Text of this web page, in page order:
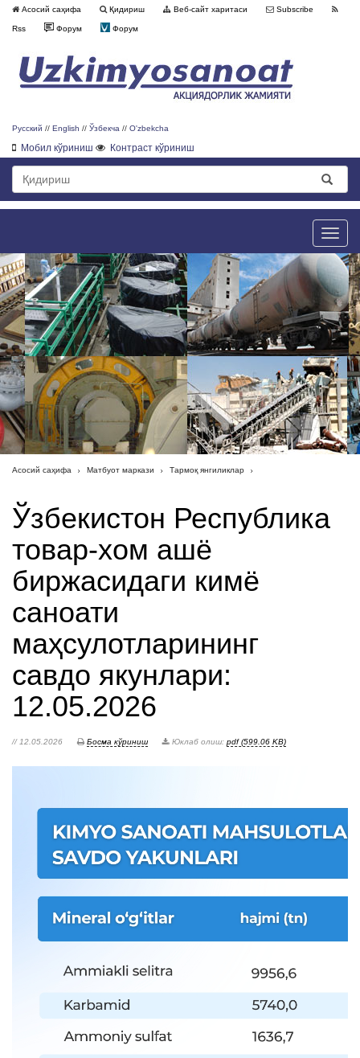
Асосий саҳифа Қидириш Веб-сайт харитаси Subscribe
Rss Форум Форум
Русский // English // Ўзбекча // O'zbekcha
Мобил кўриниш Контраст кўриниш
Toggle
Асосий саҳифа Матбуот маркази Тармоқ янгиликлар
Ўзбекистон Республика
товар-хом ашё
биржасидаги кимё
саноати
маҳсулотларининг
савдо якунлари:
12.05.2026
// 12.05.2026 Босма кўриниш Юклаб олиш: pdf (599.06 KB)